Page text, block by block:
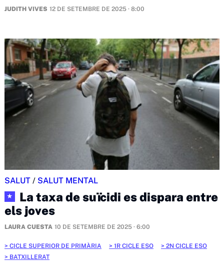
JUDITH VIVES 12 DE SETEMBRE DE 2025 · 8:00
SALUT / SALUT MENTAL
★
La taxa de suïcidi es dispara entre
els joves
LAURA CUESTA 10 DE SETEMBRE DE 2025 · 6:00
CICLE SUPERIOR DE PRIMÀRIA 1R CICLE ESO
2N CICLE ESO
BATXILLERAT